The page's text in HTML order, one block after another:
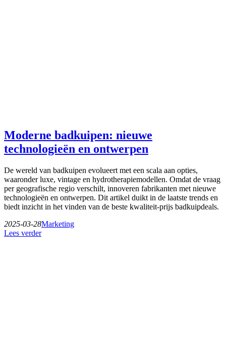
Moderne badkuipen: nieuwe
technologieën en ontwerpen
De wereld van badkuipen evolueert met een scala aan opties,
waaronder luxe, vintage en hydrotherapiemodellen. Omdat de vraag
per geografische regio verschilt, innoveren fabrikanten met nieuwe
technologieën en ontwerpen. Dit artikel duikt in de laatste trends en
biedt inzicht in het vinden van de beste kwaliteit-prijs badkuipdeals.
2025-03-28Marketing
Lees verder